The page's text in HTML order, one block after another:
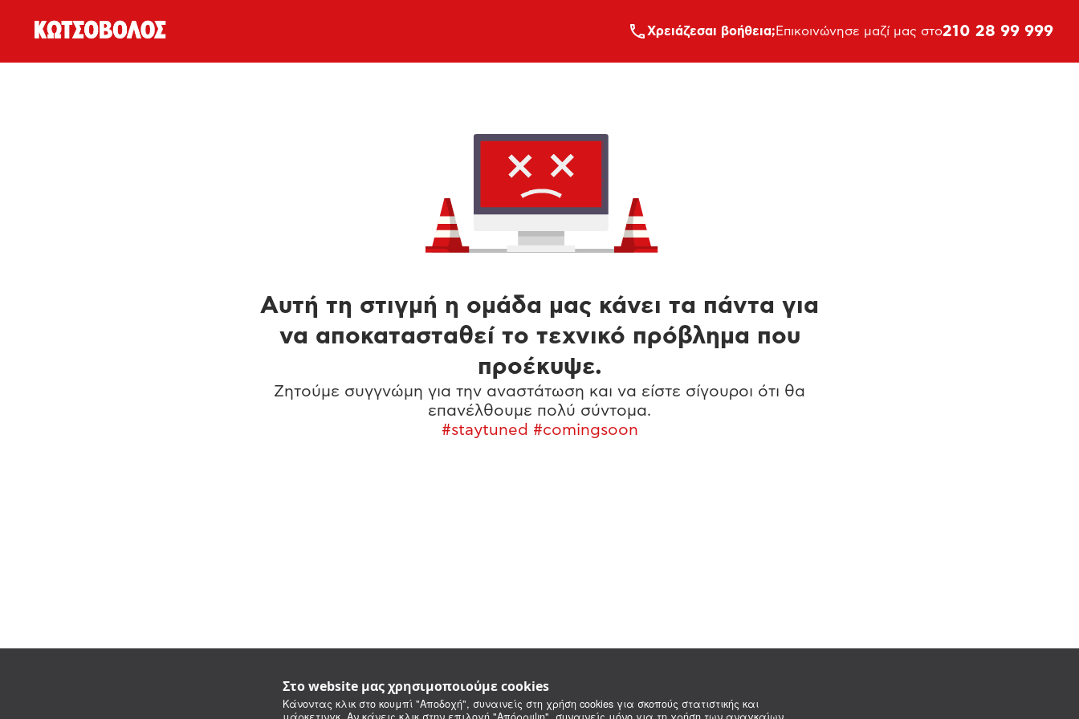
Στο website μας χρησιμοποιούμε cookies
Κάνοντας κλικ στο κουμπί "Αποδοχή", συναινείς στη χρήση cookies για σκοπούς στατιστικής και
Xρειάζεσαι βοήθεια; Επικοινώνησε μαζί μας στο210 28 99 999
Αυτή τη στιγμή η ομάδα μας κάνει τα πάντα για
να αποκατασταθεί το τεχνικό πρόβλημα που
προέκυψε.
Ζητούμε συγγνώμη για την αναστάτωση και να είστε σίγουροι ότι θα
επανέλθουμε πολύ σύντομα.
#staytuned #comingsoon